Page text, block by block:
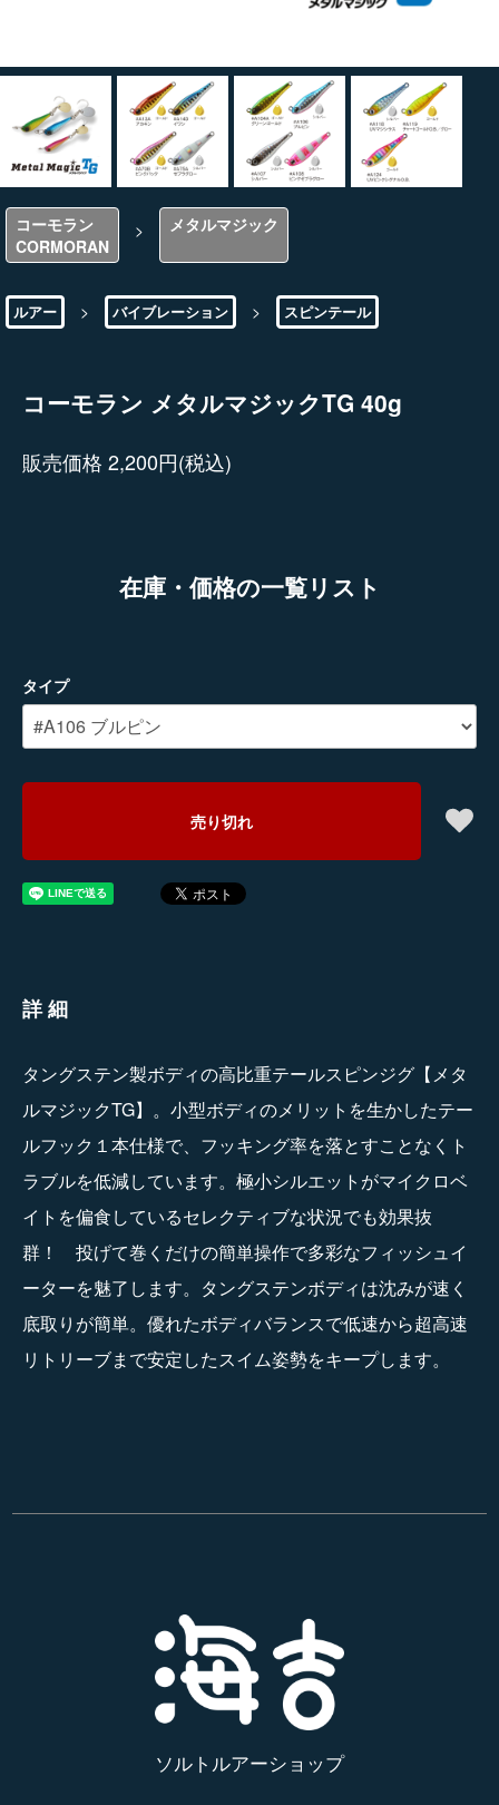
コーモラン
CORMORAN
> メタルマジック
ルアー > バイブレーション > スピンテール
コーモラン メタルマジックTG 40g
販売価格 2,200円(税込)
在庫・価格の一覧リスト
タイプ
売り切れ
詳細
タングステン製ボディの高比重テールスピンジグ【メタ
ルマジックTG】。小型ボディのメリットを生かしたテー
ルフック１本仕様で、フッキング率を落とすことなくト
ラブルを低減しています。極小シルエットがマイクロベ
イトを偏食しているセレクティブな状況でも効果抜
群！ 投げて巻くだけの簡単操作で多彩なフィッシュイ
ーターを魅了します。タングステンボディは沈みが速く
底取りが簡単。優れたボディバランスで低速から超高速
リトリーブまで安定したスイム姿勢をキープします。
ソルトルアーショップ